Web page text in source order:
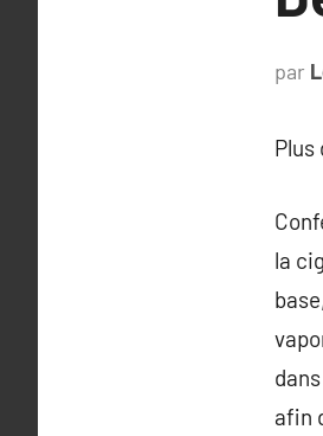
par
Plus
la
afin